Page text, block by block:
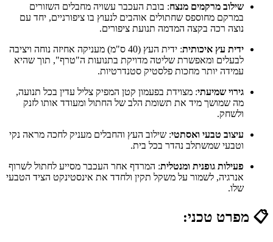
שילוב מרקמים מנצח: בובת העכבר עשויה מחבלים השזורים
במרקם מחוספס שחתולים אוהבים לנעוץ בו ציפורניים, יחד עם
נוצה רכה בקצה המדמה תנועת ציפורים.
ידית עץ איכותית
: ידית העץ (40 ס"מ) מעניקה אחיזה נוחה ויציבה
לבעלים ומאפשרת שליטה מדויקת בתנועות ה"טרף", תוך שהיא
עמידה יותר מחכות פלסטיק סטנדרטיות.
גירוי שמיעתי: מצוידת בפעמון קטן המפיק צליל עדין בכל תנועה,
מה שמושך מיד את תשומת הלב של החתול ומעודד אותו לזנק
ולשחק.
עיצוב טבעי ואסתטי: שילוב העץ והחבלים מעניק לחכה מראה נקי
וטבעי שמשתלב נהדר בכל בית.
פעילות גופנית ומנטלית: המרדף אחר העכבר מסייע לחתול לשרוף
אנרגיה, לשמור על משקל תקין ולחדד את אינסטינקט הציד הטבעי
שלו.
📋 מפרט טכני: